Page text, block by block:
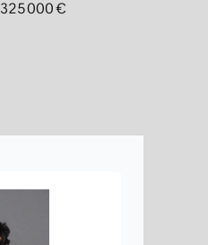
325 000 €